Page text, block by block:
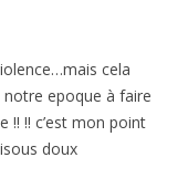
cela
epoque à faire
!! c’est mon point
doux